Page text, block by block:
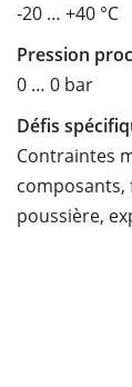
-20 … +40 °C
Pression
0 … 0 bar
Défis
Contraintes
poussière,